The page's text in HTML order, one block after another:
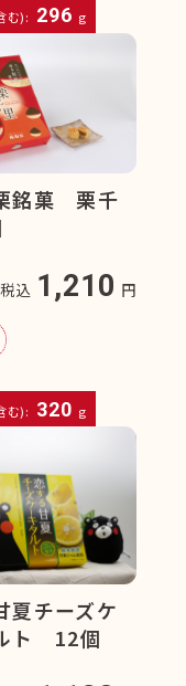
む): 296 g
銘菓 栗千
税込 1,210 円
む): 320 g
夏チーズケ
ト 12個